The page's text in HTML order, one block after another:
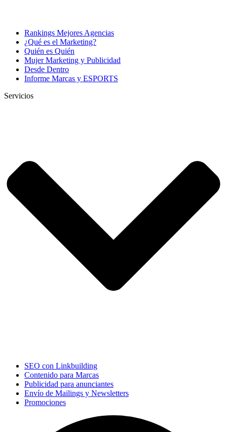
Rankings Mejores Agencias
¿Qué es el Marketing?
Quién es Quién
Mujer Marketing y Publicidad
Desde Dentro
Informe Marcas y ESPORTS
Servicios
SEO con Linkbuilding
Contenido para Marcas
Publicidad para anunciantes
Envío de Mailings y Newsletters
Promociones